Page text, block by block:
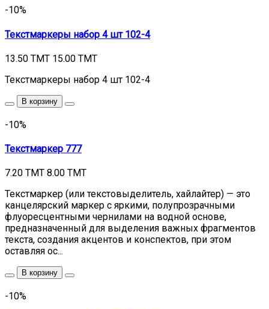
-10%
Текстмаркеры набор 4 шт 102-4
13.50 TMT 15.00 TMT
Текстмаркеры набор 4 шт 102-4
В корзину
-10%
Текстмаркер 777
7.20 TMT 8.00 TMT
Текстмаркер (или текстовыделитель, хайлайтер) — это
канцелярский маркер с яркими, полупрозрачными
флуоресцентными чернилами на водной основе,
предназначенный для выделения важных фрагментов
текста, создания акцентов и конспектов, при этом
оставляя ос...
В корзину
-10%